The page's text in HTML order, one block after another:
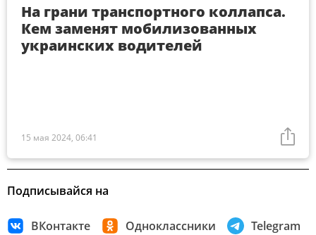
15 мая 2024, 06:41
На грани транспортного коллапса.
Кем заменят мобилизованных
украинских водителей
Подписывайся на
ВКонтакте Одноклассники Telegram